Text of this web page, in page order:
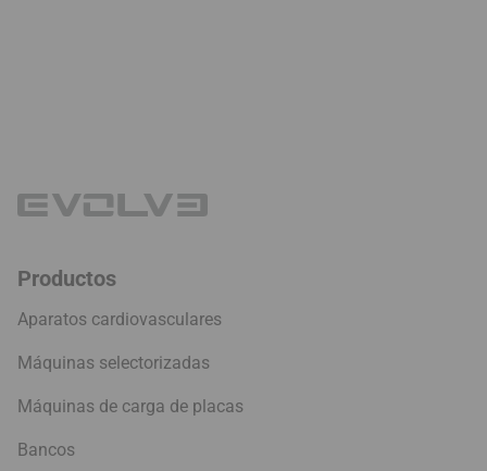
Productos
Aparatos cardiovasculares
Máquinas selectorizadas
Máquinas de carga de placas
Bancos